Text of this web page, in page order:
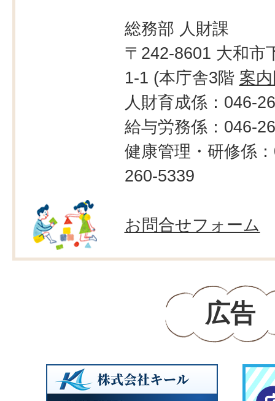
総務部 人財課
〒242-8601 大和市
1-1 (本庁舎3階 案
人財育成係：046-
給与労務係：046-
健康管理・研修係
260-5339
お問合せフォーム
広告